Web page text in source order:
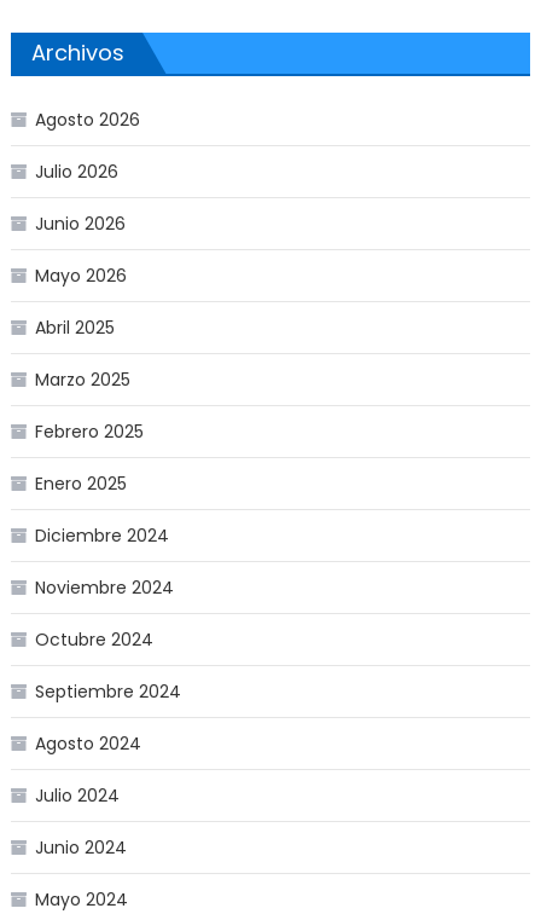
Archivos
Agosto 2026
Julio 2026
Junio 2026
Mayo 2026
Abril 2025
Marzo 2025
Febrero 2025
Enero 2025
Diciembre 2024
Noviembre 2024
Octubre 2024
Septiembre 2024
Agosto 2024
Julio 2024
Junio 2024
Mayo 2024